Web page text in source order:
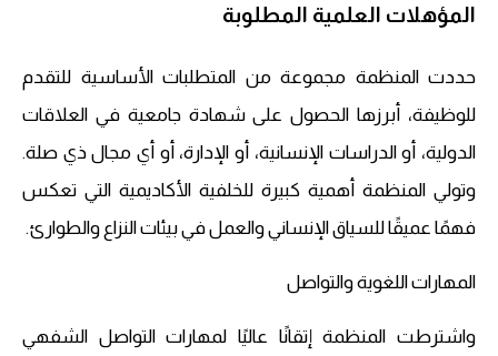
المؤهلات العلمية المطلوبة
حددت المنظمة مجموعة من المتطلبات الأساسية للتقدم
للوظيفة، أبرزها الحصول على شهادة جامعية في العلاقات
الدولية، أو الدراسات الإنسانية، أو الإدارة، أو أي مجال ذي صلة.
وتولي المنظمة أهمية كبيرة للخلفية الأكاديمية التي تعكس
فهمًا عميقًا للسياق الإنساني والعمل في بيئات النزاع والطوارئ.
المهارات اللغوية والتواصل
واشترطت المنظمة إتقانًا عاليًا لمهارات التواصل الشفهي